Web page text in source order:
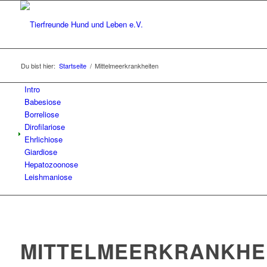
Du bist hier: Startseite / Mittelmeerkrankheiten
Intro
Babesiose
Borreliose
Dirofilariose
Ehrlichiose
Giardiose
Hepatozoonose
Leishmaniose